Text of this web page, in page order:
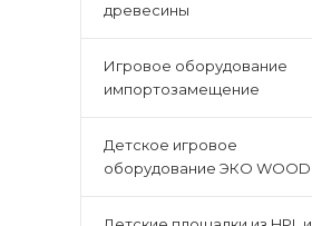
древесины
Игровое оборудование
импортозамещение
Детское игровое
оборудование ЭКО WOOD